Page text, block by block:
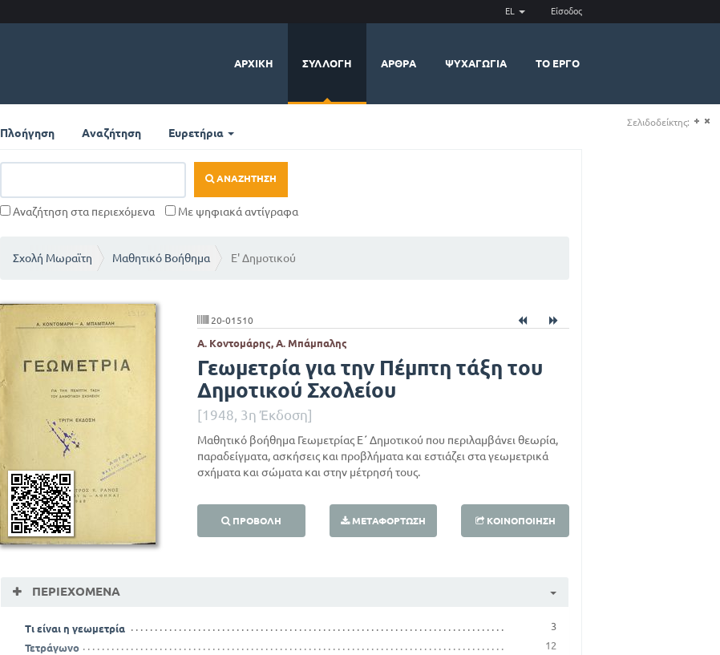
EL Είσοδος
ΑΡΧΙΚΉ ΣΥΛΛΟΓΉ ΆΡΘΡΑ ΨΥΧΑΓΩΓΊΑ ΤΟ ΈΡΓΟ
Πλοήγηση Αναζήτηση Ευρετήρια
ΑΝΑΖΉΤΗΣΗ
Αναζήτηση στα περιεχόμενα Με ψηφιακά αντίγραφα
Σχολή Μωραϊτη Μαθητικό Βοήθημα Ε' Δημοτικού
20-01510
Α. Κοντομάρης, Α. Μπάμπαλης
Γεωμετρία για την Πέμπτη τάξη του
Δημοτικού Σχολείου
[1948, 3η Έκδοση]
Μαθητικό βοήθημα Γεωμετρίας Ε΄ Δημοτικού που περιλαμβάνει θεωρία,
παραδείγματα, ασκήσεις και προβλήματα και εστιάζει στα γεωμετρικά
σχήματα και σώματα και στην μέτρησή τους.
ΠΡΟΒΟΛΉ ΜΕΤΑΦΌΡΤΩΣΗ ΚΟΙΝΟΠΟΊΗΣΗ
ΠΕΡΙΕΧΌΜΕΝΑ
Τι είναι η γεωμετρία
3
Τετράγωνο
12
Σελιδοδείκτης: